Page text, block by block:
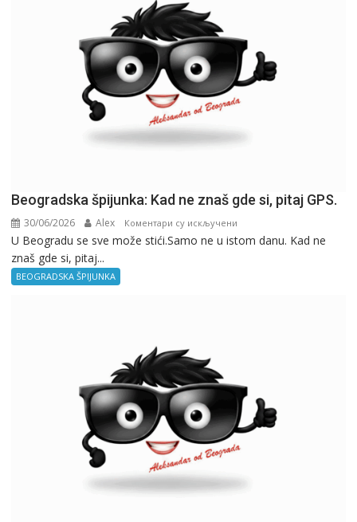
Beogradska špijunka: Kad ne znaš gde si, pitaj GPS.
30/06/2026 Alex Коментари су искључени
Beogradska
U Beogradu se sve može stići.Samo ne u istom danu. Kad ne
znaš gde si, pitaj...
BEOGRADSKA ŠPIJUNKA